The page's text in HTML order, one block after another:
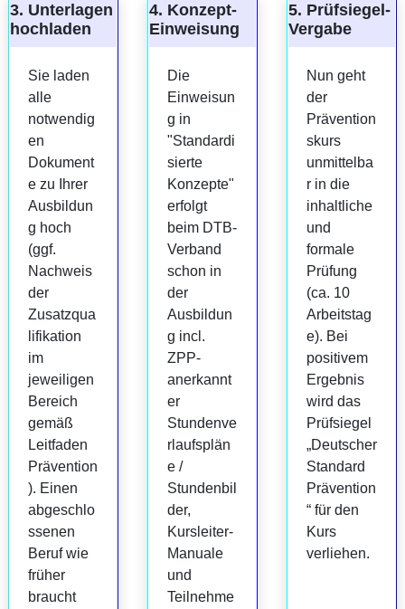
3. Unterlagen
hochladen
Sie laden
alle
notwendig
en
Dokument
e zu Ihrer
Ausbildun
g hoch
(ggf.
Nachweis
der
Zusatzqua
lifikation
im
jeweiligen
Bereich
gemäß
Leitfaden
Prävention
). Einen
abgeschlo
ssenen
Beruf wie
früher
braucht
4. Konzept-
Einweisung
Die
Einweisun
g in
"Standardi
sierte
Konzepte"
erfolgt
beim DTB-
Verband
schon in
der
Ausbildun
g incl.
ZPP-
anerkannt
er
Stundenve
rlaufsplän
e /
Stundenbil
der,
Kursleiter-
Manuale
und
Teilnehme
5. Prüfsiegel-
Vergabe
Nun geht
der
Prävention
skurs
unmittelba
r in die
inhaltliche
und
formale
Prüfung
(ca. 10
Arbeitstag
e). Bei
positivem
Ergebnis
wird das
Prüfsiegel
„Deutscher
Standard
Prävention
“ für den
Kurs
verliehen.